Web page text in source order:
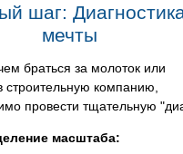
шаг:
мечты
браться за молоток или
строительную компанию,
провести тщательную
масштаба: